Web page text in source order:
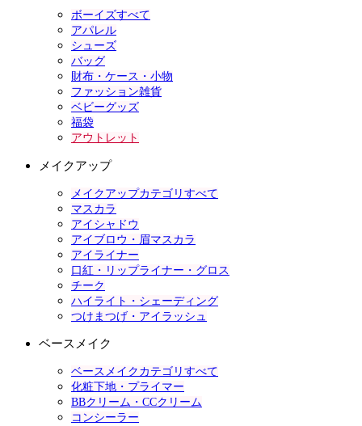
ボーイズすべて
アパレル
シューズ
バッグ
財布・ケース・小物
ファッション雑貨
ベビーグッズ
福袋
アウトレット
メイクアップ
メイクアップカテゴリすべて
マスカラ
アイシャドウ
アイブロウ・眉マスカラ
アイライナー
口紅・リップライナー・グロス
チーク
ハイライト・シェーディング
つけまつげ・アイラッシュ
ベースメイク
ベースメイクカテゴリすべて
化粧下地・プライマー
BBクリーム・CCクリーム
コンシーラー